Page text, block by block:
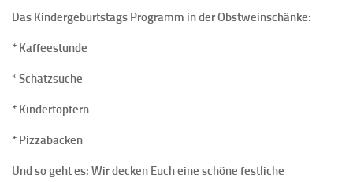
Das Kindergeburtstags Programm in der Obstweinschänke:
* Kaffeestunde
* Schatzsuche
* Kindertöpfern
* Pizzabacken
Und so geht es: Wir decken Euch eine schöne festliche